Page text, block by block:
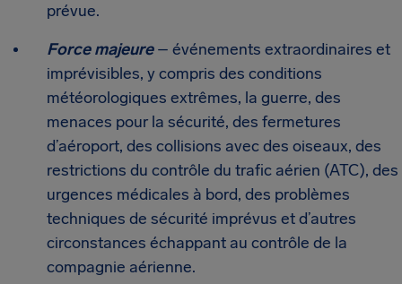
prévue.
Force majeure– événements extraordinaires et
imprévisibles, y compris des conditions
météorologiques extrêmes, la guerre, des
menaces pour la sécurité, des fermetures
d’aéroport, des collisions avec des oiseaux, des
restrictions du contrôle du trafic aérien (ATC), des
urgences médicales à bord, des problèmes
techniques de sécurité imprévus et d’autres
circonstances échappant au contrôle de la
compagnie aérienne.